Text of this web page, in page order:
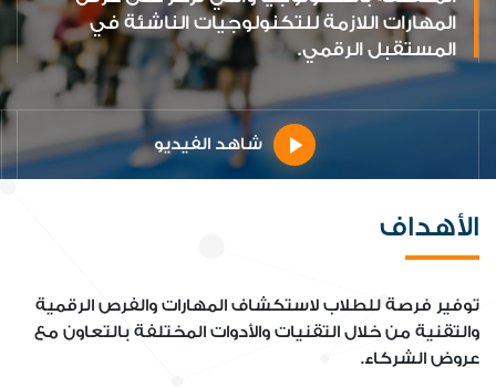
المهارات اللازمة للتكنولوجيات الناشئة في
المستقبل الرقمي.
شاهد الفيديو
الأهداف
توفير فرصة للطلاب لاستكشاف المهارات والفرص الرقمية
والتقنية من خلال التقنيات والأدوات المختلفة بالتعاون مع
عروض الشركاء.